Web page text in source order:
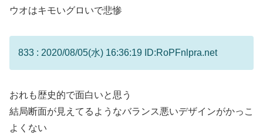
ウオはキモいグロいで悲惨
833 : 2020/08/05(水) 16:36:19 ID:RoPFnlpra.net
おれも歴史的で面白いと思う
結局断面が見えてるようなバランス悪いデザインがかっこ
よくない